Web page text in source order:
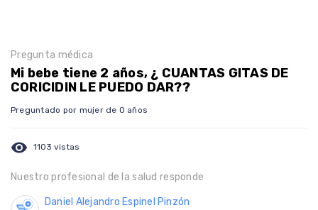
Pregunta médica
Mi bebe tiene 2 años, ¿ CUANTAS GITAS DE
CORICIDIN LE PUEDO DAR??
Preguntado por mujer de 0 años
visibility 1103 vistas
Nuestro profesional de la salud responde
Daniel Alejandro Espinel Pinzón